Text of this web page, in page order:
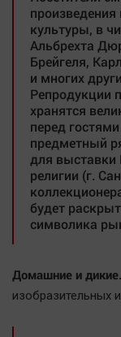
культуры, в
Альбрехта
Брейгеля,
и многих
Репродукции
хранятся
перед
предметный
для выставки
религии (г.
будет
символика
Домашние и дикие.
изобразительных